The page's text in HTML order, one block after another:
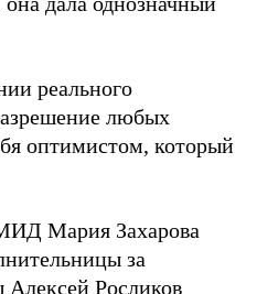
реального
любых
оптимистом, который
Мария Захарова
за
Алексей Росликов